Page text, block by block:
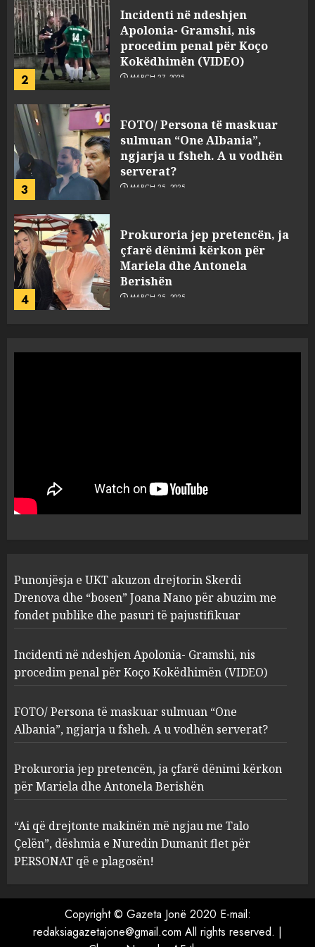
2
Incidenti në ndeshjen
Apolonia- Gramshi, nis
procedim penal për Koço
Kokëdhimën (VIDEO)
MARCH 27, 2025
3
FOTO/ Persona të maskuar
sulmuan “One Albania”,
ngjarja u fsheh. A u vodhën
serverat?
MARCH 25, 2025
4
Prokuroria jep pretencën, ja
çfarë dënimi kërkon për
Mariela dhe Antonela
Berishën
MARCH 25, 2025
1
“bosen” Joana Nano për
abuzim me fondet publike dhe
pasuri të pajustifikuar
2
Apolonia- Gramshi, nis
procedim penal për Koço
Kokëdhimën (VIDEO)
MARCH 27, 2025
3
FOTO/ Persona të maskuar
sulmuan “One Albania”,
ngjarja u fsheh. A u vodhën
serverat?
MARCH 25, 2025
4
Prokuroria jep pretencën, ja
çfarë dënimi kërkon për
Berishën
MARCH 25, 2025
ngjau me Talo Çelën”,
dëshmia e Nuredin Dumanit
flet për PERSONAT që e
Punonjësja e UKT akuzon drejtorin Skerdi
Drenova dhe “bosen” Joana Nano për abuzim me
fondet publike dhe pasuri të pajustifikuar
Incidenti në ndeshjen Apolonia- Gramshi, nis
procedim penal për Koço Kokëdhimën (VIDEO)
FOTO/ Persona të maskuar sulmuan “One
Albania”, ngjarja u fsheh. A u vodhën serverat?
Prokuroria jep pretencën, ja çfarë dënimi kërkon
për Mariela dhe Antonela Berishën
“Ai që drejtonte makinën më ngjau me Talo
Çelën”, dëshmia e Nuredin Dumanit flet për
PERSONAT që e plagosën!
Copyright © Gazeta Jonë 2020 E-mail:
redaksiagazetajone@gmail.com All rights reserved. |